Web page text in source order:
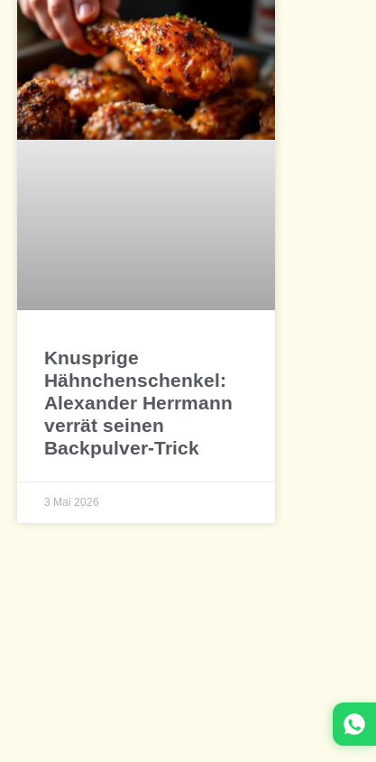
Knusprige
Hähnchenschenkel:
Alexander Herrmann
verrät seinen
Backpulver-Trick
3 Mai 2026